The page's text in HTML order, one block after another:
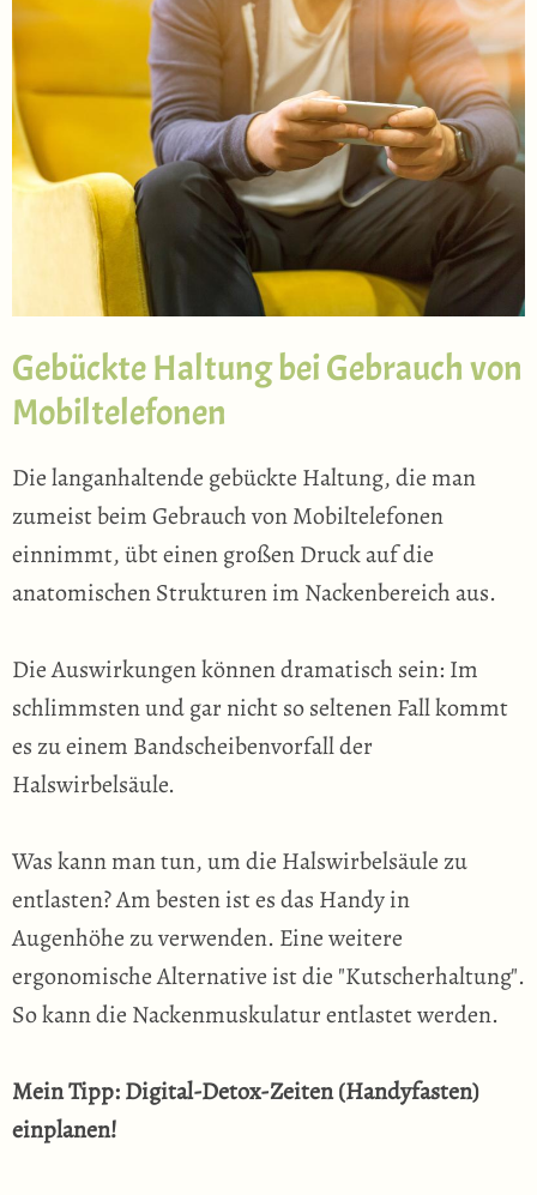
Gebückte Haltung bei Gebrauch von
Mobiltelefonen
Die langanhaltende gebückte Haltung, die man
zumeist beim Gebrauch von Mobiltelefonen
einnimmt, übt einen großen Druck auf die
anatomischen Strukturen im Nackenbereich aus.
Die Auswirkungen können dramatisch sein: Im
schlimmsten und gar nicht so seltenen Fall kommt
es zu einem Bandscheibenvorfall der
Halswirbelsäule.
Was kann man tun, um die Halswirbelsäule zu
entlasten? Am besten ist es das Handy in
Augenhöhe zu verwenden. Eine weitere
ergonomische Alternative ist die "Kutscherhaltung".
So kann die Nackenmuskulatur entlastet werden.
Mein Tipp: Digital-Detox-Zeiten (Handyfasten)
einplanen!